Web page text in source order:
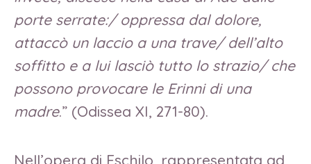
porte serrate:/ oppressa dal dolore,
attaccò un laccio a una trave/ dell’alto
soffitto e a lui lasciò tutto lo strazio/ che
possono provocare le Erinni di una
madre.” (Odissea XI, 271-80).
Nell’opera di Eschilo, rappresentata ad